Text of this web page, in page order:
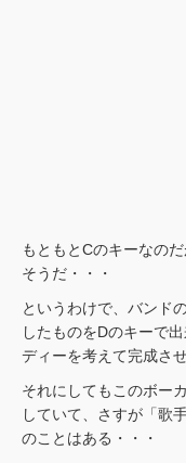
もともとCのキーなの
そうだ・・・
というわけで、バンド
したものをDのキーで
ディーを考えて完成さ
それにしてもこのボー
していて、さすが「歌
のことはある・・・